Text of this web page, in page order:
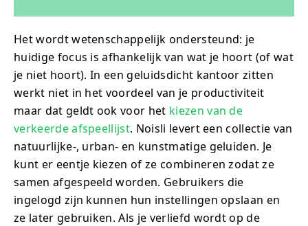
Het wordt wetenschappelijk ondersteund: je
huidige focus is afhankelijk van wat je hoort (of wat
je niet hoort). In een geluidsdicht kantoor zitten
werkt niet in het voordeel van je productiviteit
maar dat geldt ook voor het kiezen van de
verkeerde afspeellijst. Noisli levert een collectie van
natuurlijke-, urban- en kunstmatige geluiden. Je
kunt er eentje kiezen of ze combineren zodat ze
samen afgespeeld worden. Gebruikers die
ingelogd zijn kunnen hun instellingen opslaan en
ze later gebruiken. Als je verliefd wordt op de